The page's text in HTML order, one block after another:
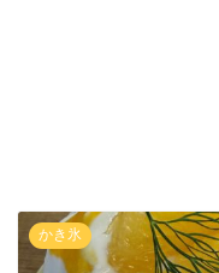
かき氷